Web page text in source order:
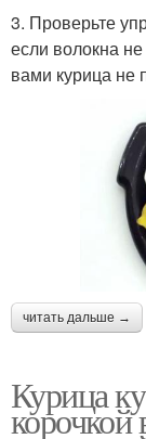
3. Проверьте
если волокна
вами курица не
читать дальше →
Курица
корочкой